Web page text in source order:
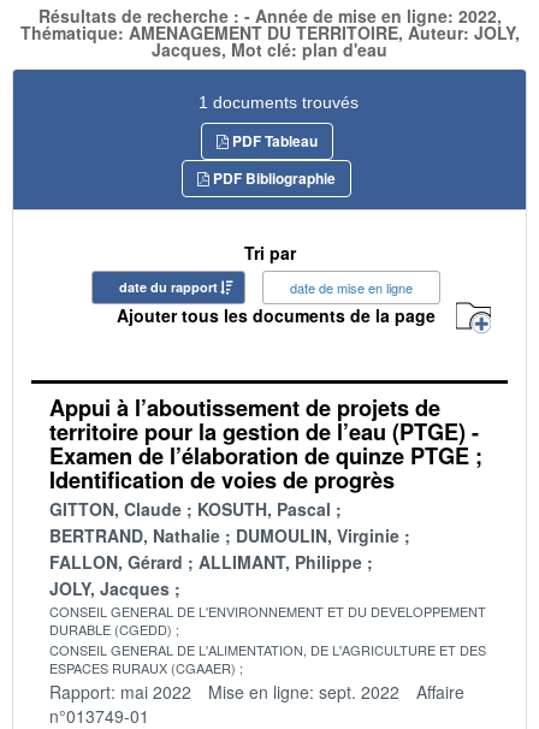
Résultats de recherche : - Année de mise en ligne: 2022,
Thématique: AMENAGEMENT DU TERRITOIRE, Auteur: JOLY,
Jacques, Mot clé: plan d'eau
1 documents trouvés
PDF Tableau
PDF Bibliographie
Tri par
date du rapport date de mise en ligne
Ajouter tous les documents de la page
Appui à l’aboutissement de projets de
territoire pour la gestion de l’eau (PTGE) -
Examen de l’élaboration de quinze PTGE ;
Identification de voies de progrès
GITTON, Claude
KOSUTH, Pascal
BERTRAND, Nathalie
DUMOULIN, Virginie
FALLON, Gérard
ALLIMANT, Philippe
JOLY, Jacques
CONSEIL GENERAL DE L'ENVIRONNEMENT ET DU DEVELOPPEMENT
DURABLE (CGEDD)
CONSEIL GENERAL DE L'ALIMENTATION, DE L'AGRICULTURE ET DES
ESPACES RURAUX (CGAAER)
Rapport: mai 2022 Mise en ligne: sept. 2022
Affaire
n°013749-01